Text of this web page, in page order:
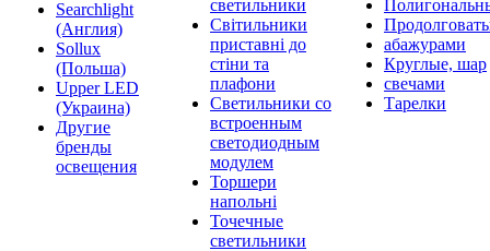
Searchlight
(Англия)
Sollux
(Польша)
Upper LED
(Украина)
Другие
бренды
освещения
светильники
Світильники
приставні до
стіни та
плафони
Светильники со
встроенным
светодиодным
модулем
Торшери
напольні
Точечные
светильники
абажурами
Круглые, шар
свечами
Тарелки